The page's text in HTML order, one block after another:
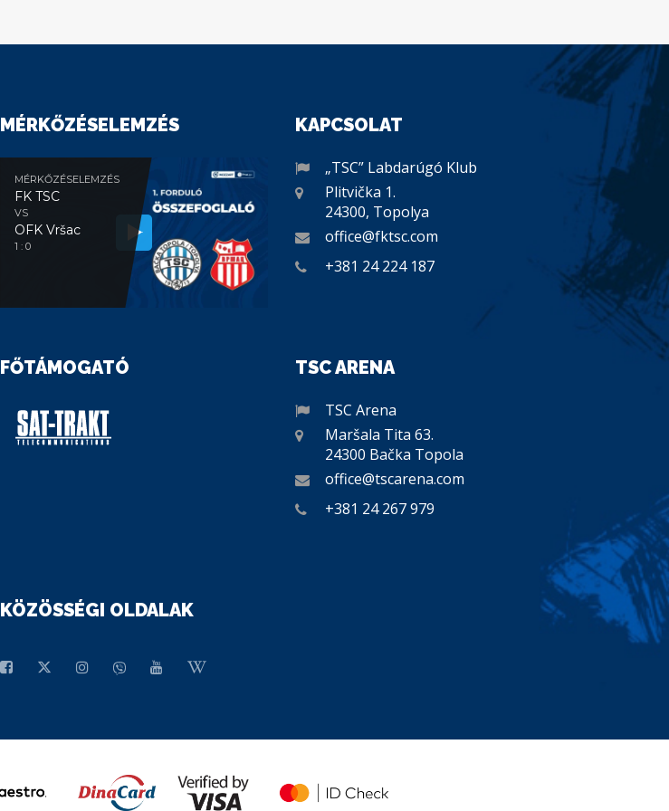
MÉRKŐZÉSELEMZÉS
MÉRKŐZÉSELEMZÉS
FK TSC
VS
OFK Vršac
1 : 0
KAPCSOLAT
„TSC” Labdarúgó Klub
Plitvička 1.
24300, Topolya
office@fktsc.com
+381 24 224 187
FŐTÁMOGATÓ TSC ARENA
TSC Arena
Maršala Tita 63.
24300 Bačka Topola
office@tscarena.com
+381 24 267 979
KÖZÖSSÉGI OLDALAK